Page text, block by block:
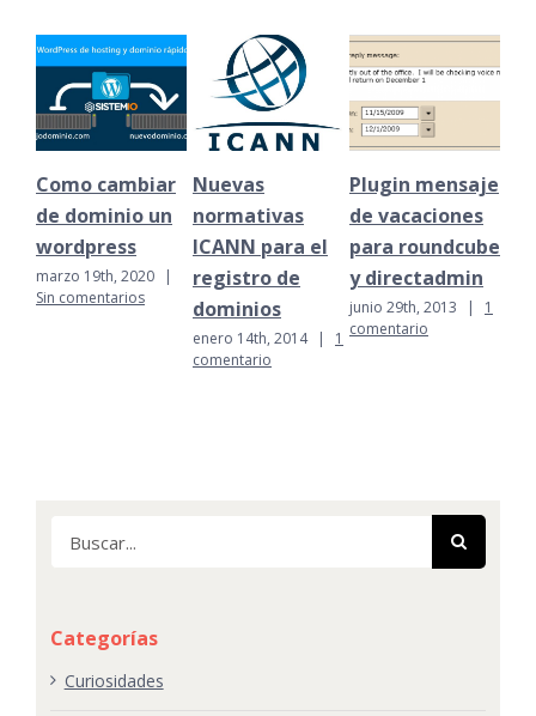
Como cambiar
de dominio un
wordpress
marzo 19th, 2020
|
Sin comentarios
Nuevas
normativas
ICANN para el
registro de
dominios
enero 14th, 2014 |
1
comentario
Plugin mensaje
de vacaciones
para roundcube
y directadmin
junio 29th, 2013 |
1
comentario
Categorías
Curiosidades